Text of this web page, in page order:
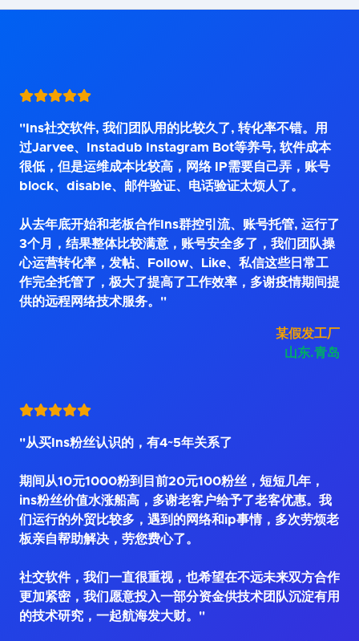
"Ins社交软件, 我们团队用的比较久了, 转化率不错。用
过Jarvee、Instadub Instagram Bot等养号, 软件成本
很低，但是运维成本比较高，网络 IP需要自己弄，账号
block、disable、邮件验证、电话验证太烦人了。
从去年底开始和老板合作Ins群控引流、账号托管, 运行了
3个月，结果整体比较满意，账号安全多了，我们团队操
心运营转化率，发帖、Follow、Like、私信这些日常工
作完全托管了，极大了提高了工作效率，多谢疫情期间提
供的远程网络技术服务。"
某假发工厂
山东.青岛
"从买Ins粉丝认识的，有4~5年关系了
期间从10元1000粉到目前20元100粉丝，短短几年，
ins粉丝价值水涨船高，多谢老客户给予了老客优惠。我
们运行的外贸比较多，遇到的网络和ip事情，多次劳烦老
板亲自帮助解决，劳您费心了。
社交软件，我们一直很重视，也希望在不远未来双方合作
更加紧密，我们愿意投入一部分资金供技术团队沉淀有用
的技术研究，一起航海发大财。"